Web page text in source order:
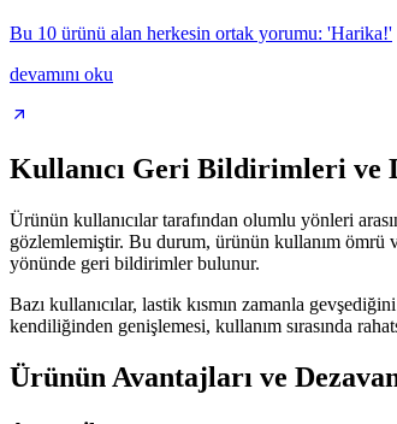
Bu 10 ürünü alan herkesin ortak yorumu: 'Harika!'
devamını oku
Kullanıcı Geri Bildirimleri ve
Ürünün kullanıcılar tarafından olumlu yönleri
gözlemlemiştir. Bu durum, ürünün kullanım ömrü
yönünde geri bildirimler bulunur.
Bazı kullanıcılar, lastik kısmın zamanla
kendiliğinden genişlemesi, kullanım sırasında
Ürünün Avantajları ve